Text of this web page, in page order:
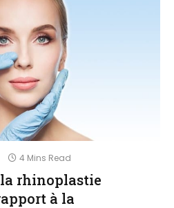
4 Mins Read
la rhinoplastie
à la